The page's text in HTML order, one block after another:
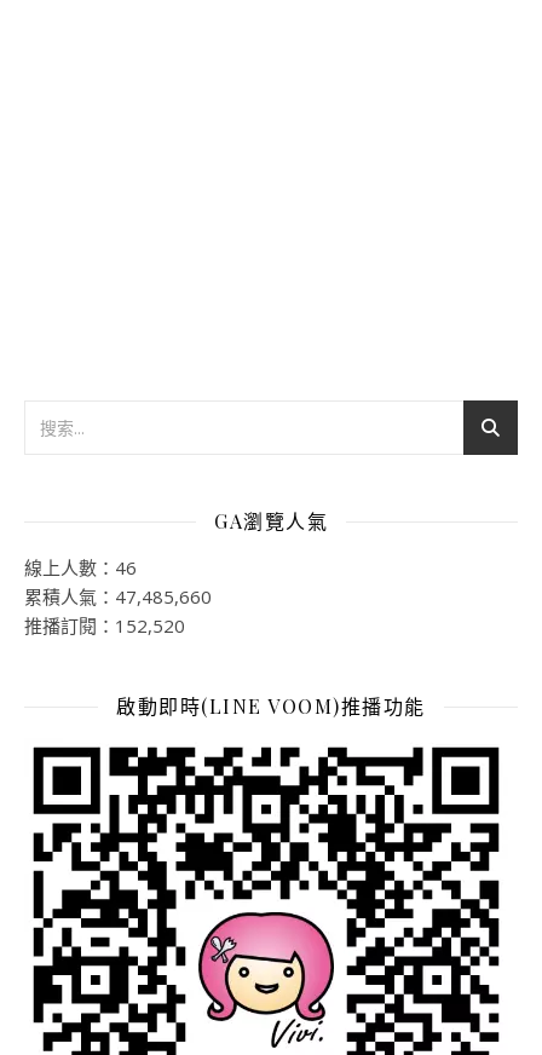
GA瀏覽人氣
線上人數：46
累積人氣：47,485,660
推播訂閱：152,520
啟動即時(LINE VOOM)推播功能